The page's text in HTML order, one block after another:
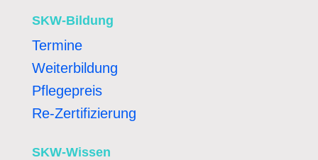
SKW-Bildung
Termine
Weiterbildung
Pflegepreis
Re-Zertifizierung
SKW-Wissen